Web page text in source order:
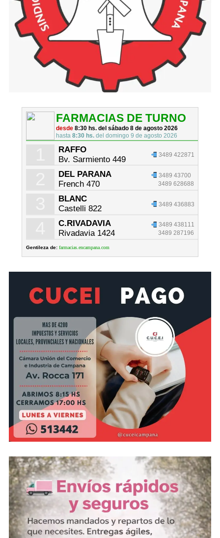
FARMACIAS DE TURNO
desde8:30 hs. del sábado 8 de agosto 2026
hasta8:30 hs. del domingo 9 de agosto 2026
RAFFO
Bv. Sarmiento 449
3489 422871
DEL PARANA
French 470
3489 43700
3489 628688
BLANC
Castelli 822
3489 436883
C.RIVADAVIA
Rivadavia 1424
3489 438111
3489 287196
Gentileza de: farmacias.encampana.com